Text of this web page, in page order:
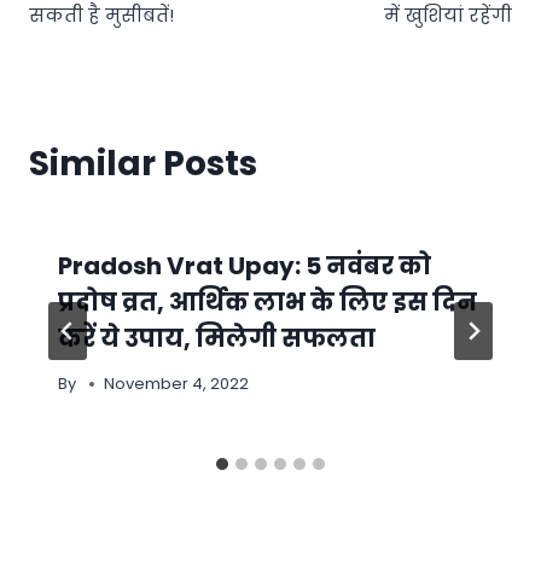
सकती है मुसीबतें!
में खुशियां रहेंगी
Similar Posts
Pradosh Vrat Upay: 5 नवंबर को
प्रदोष व्रत, आर्थिक लाभ के लिए इस दिन
करें ये उपाय, मिलेगी सफलता
By November 4, 2022